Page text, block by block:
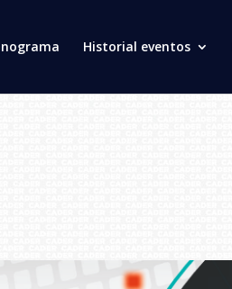
Historial eventos